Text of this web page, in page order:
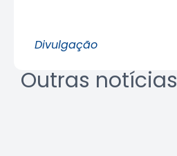
Divulgação
Outras notícias